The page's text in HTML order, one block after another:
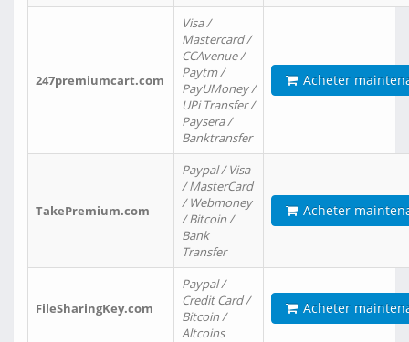
247premiumcart.com
Visa /
Mastercard /
CCAvenue /
Paytm /
PayUMoney /
UPi Transfer /
Paysera /
Banktransfer
Acheter
TakePremium.com
Paypal / Visa
/ MasterCard
/ Webmoney
/ Bitcoin /
Bank
Transfer
Acheter
FileSharingKey.com
Paypal /
Credit Card /
Bitcoin /
Altcoins
Acheter